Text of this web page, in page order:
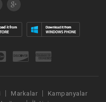
Markalar
Kampanyalar